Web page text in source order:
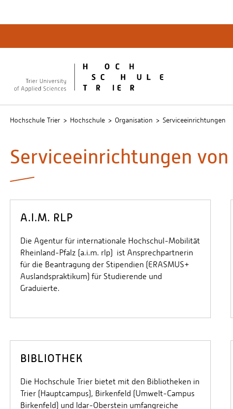
Hochschule Trier Hochschule Organisation Serviceeinrichtungen
Serviceeinrichtungen
A.I.M. RLP
Die Agentur für internationale Hochschul-Mobilität
Rheinland-Pfalz (a.i.m. rlp) ist Ansprechpartnerin
für die Beantragung der Stipendien (ERASMUS+
Auslandspraktikum) für Studierende und
Graduierte.
BIBLIOTHEK
Die Hochschule Trier bietet mit den Bibliotheken in
Trier (Hauptcampus), Birkenfeld (Umwelt-Campus
Birkenfeld) und Idar-Oberstein umfangreiche